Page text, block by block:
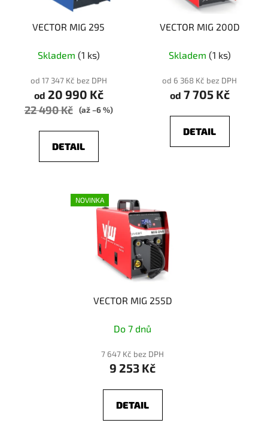
VECTOR MIG 295
Skladem (1 ks)
od 17 347 Kč bez DPH
od 20 990 Kč
22 490 Kč (až –6 %)
DETAIL
VECTOR MIG 200D
Skladem (1 ks)
od 6 368 Kč bez DPH
od 7 705 Kč
DETAIL
NOVINKA
VECTOR MIG 255D
Do 7 dnů
7 647 Kč bez DPH
9 253 Kč
DETAIL